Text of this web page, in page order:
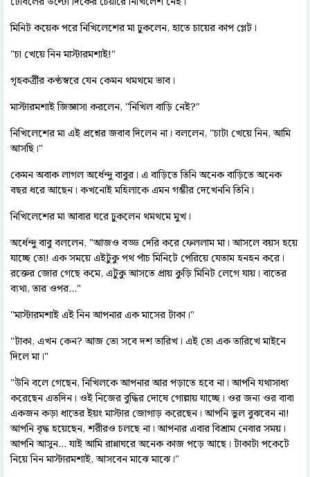
মিনিট কয়েক পরে নিখিলেশের মা ঢুকলেন, হাতে চায়ের কাপ প্লেট।
"চা খেয়ে নিন মাস্টারমশাই!"
গৃহকর্ত্রীর কণ্ঠস্বরে যেন কেমন থমথমে ভাব।
মাস্টারমশাই জিজ্ঞাসা করলেন, "নিখিল বাড়ি নেই?"
নিখিলেশের মা এই প্রশ্নের জবাব দিলেন না। বললেন, "চাটা খেয়ে নিন, আমি
আসছি।"
কেমন অবাক লাগল অর্ধেন্দু বাবুর। এ বাড়িতে তিনি অনেক বাড়িতে অনেক
বছর ধরে আছেন। কখনোই মহিলাকে এমন গম্ভীর দেখেননি তিনি।
নিখিলেশের মা আবার ঘরে ঢুকলেন থমথমে মুখ।
অর্ধেন্দু বাবু বললেন, "আজও বড্ড দেরি করে ফেললাম মা। আসলে বয়স হয়ে
যাচ্ছে তো! এক সময়ে এইটুকু পথ পাঁচ মিনিটে পেরিয়ে যেতাম হনহন করে।
রক্তের জোর গেছে কমে, এটুকু আসতে প্রায় কুড়ি মিনিট লেগে যায়। বাতের
ব্যথা, তার ওপর..."
"মাস্টারমশাই এই নিন আপনার এক মাসের টাকা।"
"টাকা, এখন কেন? আজ তো সবে দশ তারিখ। এই তো এক তারিখে মাইনে
দিলে মা।"
"উনি বলে গেছেন, নিখিলকে আপনার আর পড়াতে হবে না। আপনি যথাসাধ্য
করেছেন এতদিন। ওই নিজের বুদ্ধির দোষে গোল্লায় যাচ্ছে। ওর জন্য ওর বাবা
একজন কড়া ধাতের ইয়ং মাস্টার জোগাড় করেছেন। আপনি ভুল বুঝবেন না!
আপনি বৃদ্ধ হয়েছেন, শরীরও চলছে না। আপনার এবার বিশ্রাম নেবার সময়।
আপনি আসুন... যাই আমি রান্নাঘরে অনেক কাজ পড়ে আছে। টাকাটা পকেটে
নিয়ে নিন মাস্টারমশাই, আসবেন মাঝে মাঝে।"